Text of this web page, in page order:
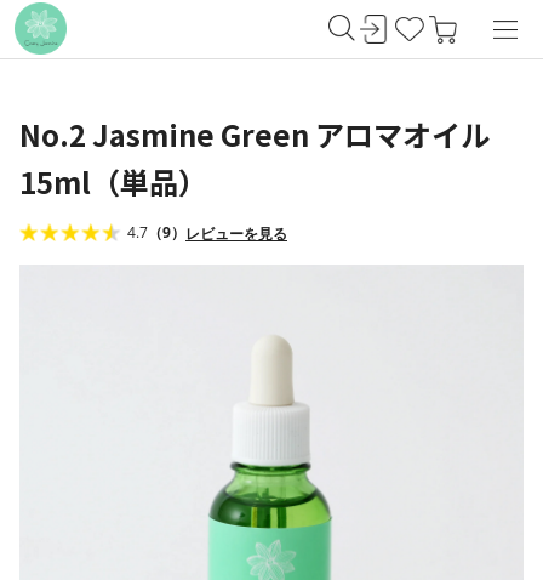
No.2 Jasmine Green アロマオイル
15ml（単品）
4.7 （9） レビューを見る